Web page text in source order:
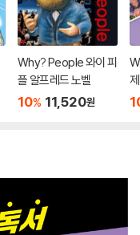
Why? People 와이 피
플 알프레드 노벨
10% 11,520원
제